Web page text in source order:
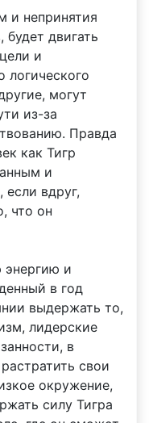
и непринятия
будет двигать
и
логического
могут
из-за
Правда
как Тигр
и
вдруг,
что он
и
в год
выдержать то,
лидерские
в
свои
окружение,
силу Тигра